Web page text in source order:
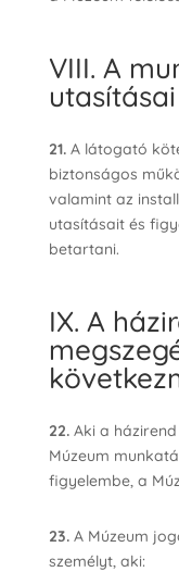
VIII. A
utasításai
21.A látogató
biztonságos
valamint az
utasításait és
betartani.
IX. A
22.Aki a házirend
Múzeum
figyelembe, a
23.A Múzeum
személyt, aki: